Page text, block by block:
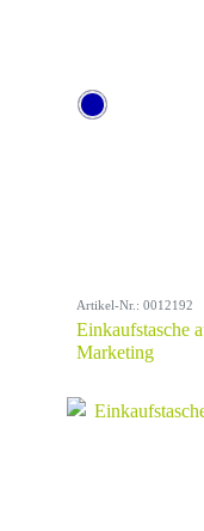
Artikel-Nr.: 0012192
Einkaufstasche
Marketing